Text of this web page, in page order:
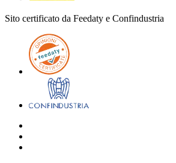
Sito certificato da Feedaty e Confindustria